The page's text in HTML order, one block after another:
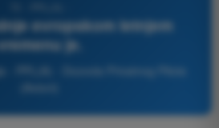
evropskom letnjem
je.
- PPL(A) - Dozvola Privatnog Pilota